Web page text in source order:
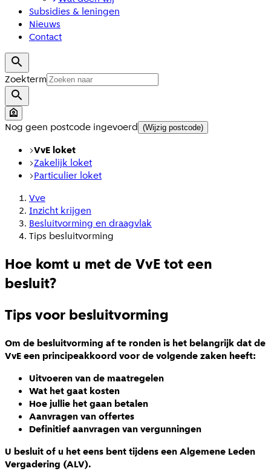
Subsidies & leningen
Nieuws
Contact
Zoekterm
Nog geen postcode ingevoerd (Wijzig postcode)
VvE loket
Zakelijk loket
Particulier loket
Vve
Inzicht krijgen
Besluitvorming en draagvlak
Tips besluitvorming
Hoe komt u met de VvE tot een
besluit?
Tips voor besluitvorming
Om de besluitvorming af te ronden is het belangrijk dat de
VvE een principeakkoord voor de volgende zaken heeft:
Uitvoeren van de maatregelen
Wat het gaat kosten
Hoe jullie het gaan betalen
Aanvragen van offertes
Definitief aanvragen van vergunningen
U besluit of u het eens bent tijdens een Algemene Leden
Vergadering (ALV).